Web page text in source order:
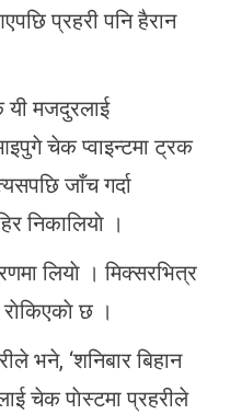
प्रहरी पनि हैरान
मजदुरलाई
चेक प्वाइन्टमा ट्रक
जाँच गर्दा
निकालियाे ।
लियाे । मिक्सरभित्र
छ ।
भने, ‘शनिबार बिहान
चेक पाेस्टमा प्रहरीले